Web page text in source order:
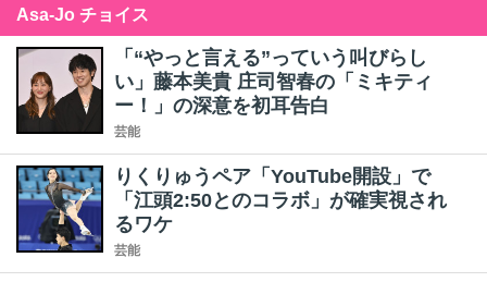
Asa-Jo チョイス
「“やっと言える”っていう叫びらし
い」藤本美貴 庄司智春の「ミキティ
ー！」の深意を初耳告白
芸能
りくりゅうペア「YouTube開設」で
「江頭2:50とのコラボ」が確実視され
るワケ
芸能